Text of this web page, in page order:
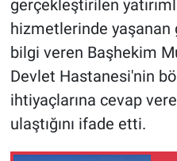
gerçekleştirilen
hizmetlerinde yaşanan
bilgi veren Başhekim
Devlet Hastanesi'nin
ihtiyaçlarına cevap
ulaştığını ifade etti.